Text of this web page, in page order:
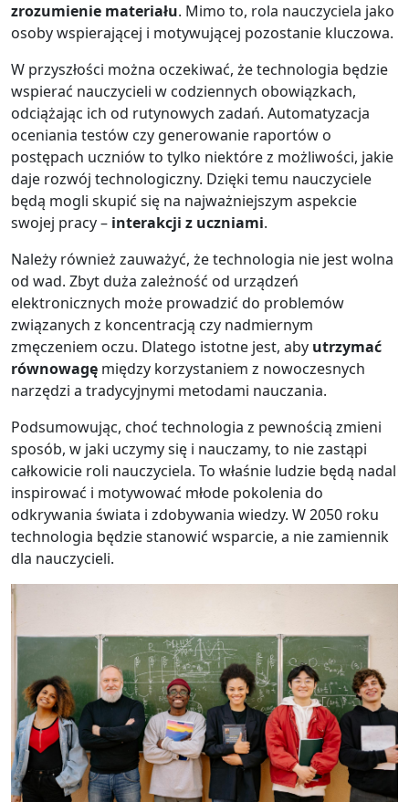
zrozumienie materiału. Mimo to, rola nauczyciela jako
osoby wspierającej i motywującej pozostanie kluczowa.
W przyszłości można oczekiwać, że technologia będzie
wspierać nauczycieli w codziennych obowiązkach,
odciążając ich od rutynowych zadań. Automatyzacja
oceniania testów czy generowanie raportów o
postępach uczniów to tylko niektóre z możliwości, jakie
daje rozwój technologiczny. Dzięki temu nauczyciele
będą mogli skupić się na najważniejszym aspekcie
swojej pracy – interakcji z uczniami.
Należy również zauważyć, że technologia nie jest wolna
od wad. Zbyt duża zależność od urządzeń
elektronicznych może prowadzić do problemów
związanych z koncentracją czy nadmiernym
zmęczeniem oczu. Dlatego istotne jest, aby utrzymać
równowagę między korzystaniem z nowoczesnych
narzędzi a tradycyjnymi metodami nauczania.
Podsumowując, choć technologia z pewnością zmieni
sposób, w jaki uczymy się i nauczamy, to nie zastąpi
całkowicie roli nauczyciela. To właśnie ludzie będą nadal
inspirować i motywować młode pokolenia do
odkrywania świata i zdobywania wiedzy. W 2050 roku
technologia będzie stanowić wsparcie, a nie zamiennik
dla nauczycieli.